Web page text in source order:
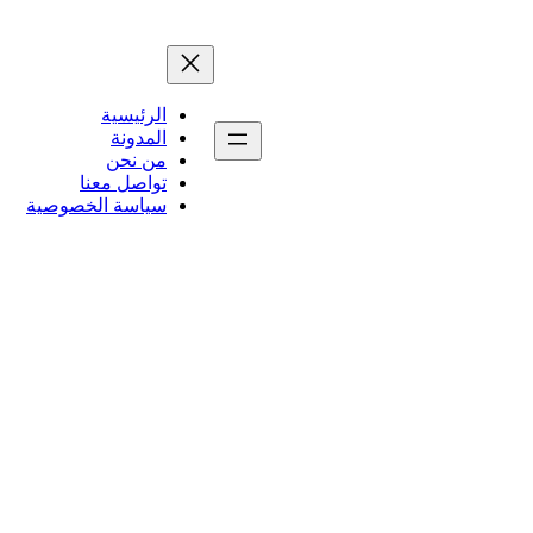
الرئيسية
المدونة
من نحن
تواصل معنا
سياسة الخصوصية